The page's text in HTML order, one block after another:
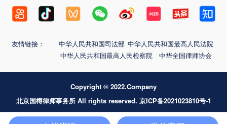
友情链接： 中华人民共和国司法部 中华人民共和国最高人民法院
中华人民共和国最高人民检察院
中华全国律师协会
Copyright © 2022.Company
北京国樽律师事务所 All rights reserved. 京ICP备2021023810号-1